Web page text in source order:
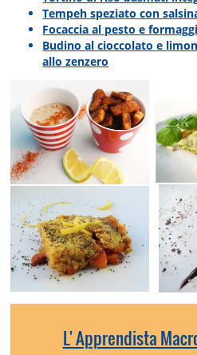
Tempeh speziato con
Focaccia al pesto e
Budino al cioccolato e
allo zenzero
L' Apprendista